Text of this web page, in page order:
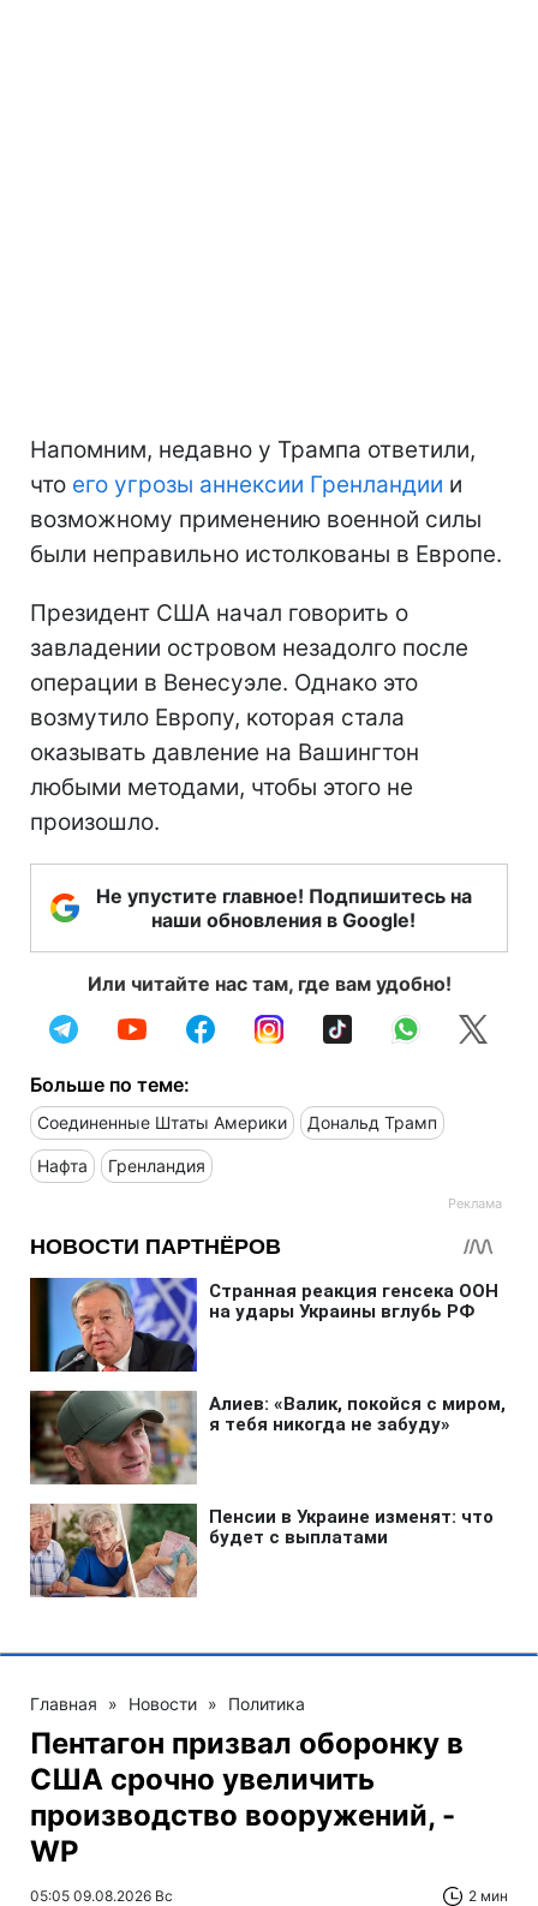
Напомним, недавно у Трампа ответили,
что его угрозы аннексии Гренландии и
возможному применению военной силы
были неправильно истолкованы в Европе.
Президент США начал говорить о
завладении островом незадолго после
операции в Венесуэле. Однако это
возмутило Европу, которая стала
оказывать давление на Вашингтон
любыми методами, чтобы этого не
произошло.
Не упустите главное! Подпишитесь на
наши обновления в Google!
Или читайте нас там, где вам удобно!
Больше по теме:
Соединенные Штаты Америки Дональд Трамп
Нафта Гренландия
Главная » Новости » Политика
Пентагон призвал оборонку в
США срочно увеличить
производство вооружений, -
WP
05:05 09.08.2026 Вс 2 мин